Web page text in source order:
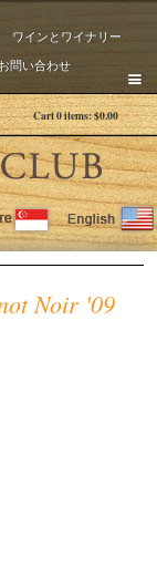
ワインとワイナリー
お問い合わせ
Cart0items:$0.00
The
Noir '09